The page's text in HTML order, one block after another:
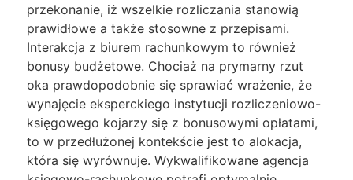
przekonanie, iż wszelkie rozliczania stanowią
prawidłowe a także stosowne z przepisami.
Interakcja z biurem rachunkowym to również
bonusy budżetowe. Chociaż na prymarny rzut
oka prawdopodobnie się sprawiać wrażenie, że
wynajęcie eksperckiego instytucji rozliczeniowo-
księgowego kojarzy się z bonusowymi opłatami,
to w przedłużonej kontekście jest to alokacja,
która się wyrównuje. Wykwalifikowane agencja